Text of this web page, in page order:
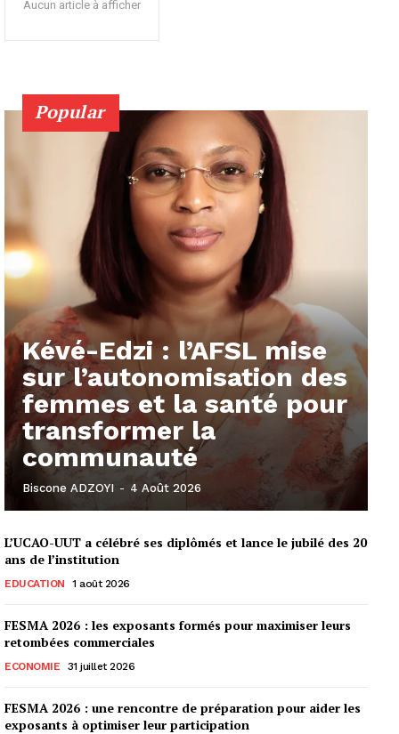
Aucun article à afficher
Popular
Kévé-Edzi : l’AFSL mise
sur l’autonomisation des
femmes et la santé pour
transformer la
communauté
Biscone ADZOYI - 4 Août 2026
L’UCAO-UUT a célébré ses diplômés et lance le jubilé des 20
ans de l’institution
EDUCATION 1 août 2026
FESMA 2026 : les exposants formés pour maximiser leurs
retombées commerciales
ECONOMIE 31 juillet 2026
FESMA 2026 : une rencontre de préparation pour aider les
exposants à optimiser leur participation